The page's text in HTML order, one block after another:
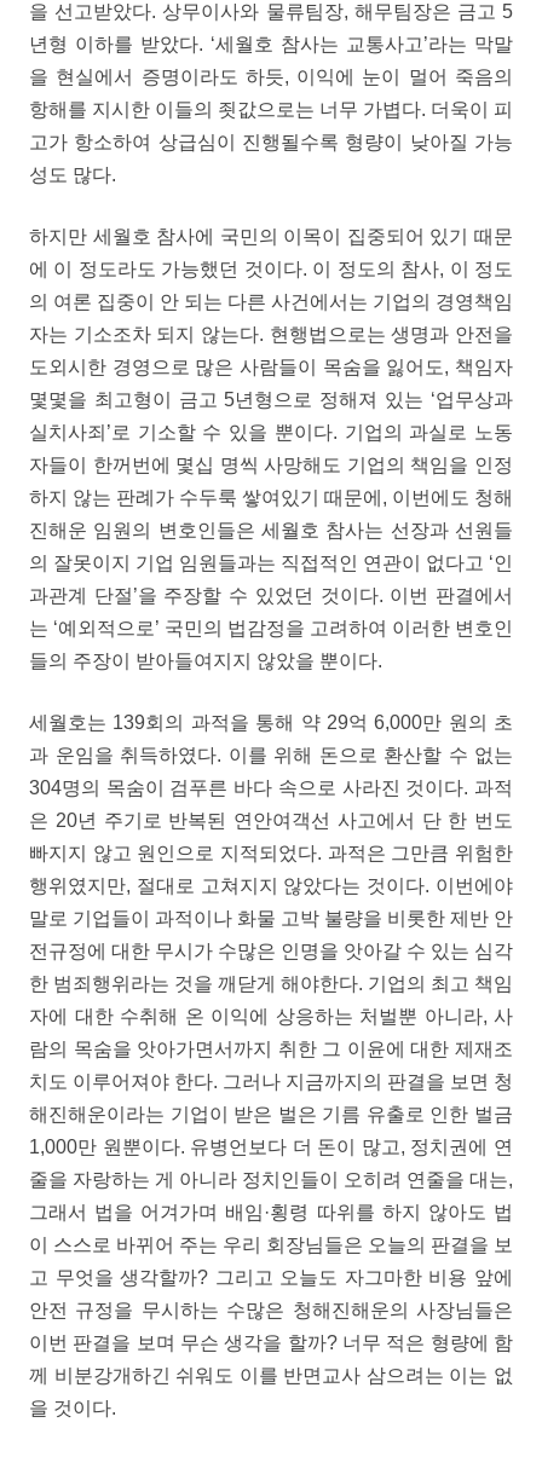
을 선고받았다. 상무이사와 물류팀장, 해무팀장은 금고 5
년형 이하를 받았다. ‘세월호 참사는 교통사고’라는 막말
을 현실에서 증명이라도 하듯, 이익에 눈이 멀어 죽음의
항해를 지시한 이들의 죗값으로는 너무 가볍다. 더욱이 피
고가 항소하여 상급심이 진행될수록 형량이 낮아질 가능
성도 많다.
하지만 세월호 참사에 국민의 이목이 집중되어 있기 때문
에 이 정도라도 가능했던 것이다. 이 정도의 참사, 이 정도
의 여론 집중이 안 되는 다른 사건에서는 기업의 경영책임
자는 기소조차 되지 않는다. 현행법으로는 생명과 안전을
도외시한 경영으로 많은 사람들이 목숨을 잃어도, 책임자
몇몇을 최고형이 금고 5년형으로 정해져 있는 ‘업무상과
실치사죄’로 기소할 수 있을 뿐이다. 기업의 과실로 노동
자들이 한꺼번에 몇십 명씩 사망해도 기업의 책임을 인정
하지 않는 판례가 수두룩 쌓여있기 때문에, 이번에도 청해
진해운 임원의 변호인들은 세월호 참사는 선장과 선원들
의 잘못이지 기업 임원들과는 직접적인 연관이 없다고 ‘인
과관계 단절’을 주장할 수 있었던 것이다. 이번 판결에서
는 ‘예외적으로’ 국민의 법감정을 고려하여 이러한 변호인
들의 주장이 받아들여지지 않았을 뿐이다.
세월호는 139회의 과적을 통해 약 29억 6,000만 원의 초
과 운임을 취득하였다. 이를 위해 돈으로 환산할 수 없는
304명의 목숨이 검푸른 바다 속으로 사라진 것이다. 과적
은 20년 주기로 반복된 연안여객선 사고에서 단 한 번도
빠지지 않고 원인으로 지적되었다. 과적은 그만큼 위험한
행위였지만, 절대로 고쳐지지 않았다는 것이다. 이번에야
말로 기업들이 과적이나 화물 고박 불량을 비롯한 제반 안
전규정에 대한 무시가 수많은 인명을 앗아갈 수 있는 심각
한 범죄행위라는 것을 깨닫게 해야한다. 기업의 최고 책임
자에 대한 수취해 온 이익에 상응하는 처벌뿐 아니라, 사
람의 목숨을 앗아가면서까지 취한 그 이윤에 대한 제재조
치도 이루어져야 한다. 그러나 지금까지의 판결을 보면 청
해진해운이라는 기업이 받은 벌은 기름 유출로 인한 벌금
1,000만 원뿐이다. 유병언보다 더 돈이 많고, 정치권에 연
줄을 자랑하는 게 아니라 정치인들이 오히려 연줄을 대는,
그래서 법을 어겨가며 배임·횡령 따위를 하지 않아도 법
이 스스로 바뀌어 주는 우리 회장님들은 오늘의 판결을 보
고 무엇을 생각할까? 그리고 오늘도 자그마한 비용 앞에
안전 규정을 무시하는 수많은 청해진해운의 사장님들은
이번 판결을 보며 무슨 생각을 할까? 너무 적은 형량에 함
께 비분강개하긴 쉬워도 이를 반면교사 삼으려는 이는 없
을 것이다.